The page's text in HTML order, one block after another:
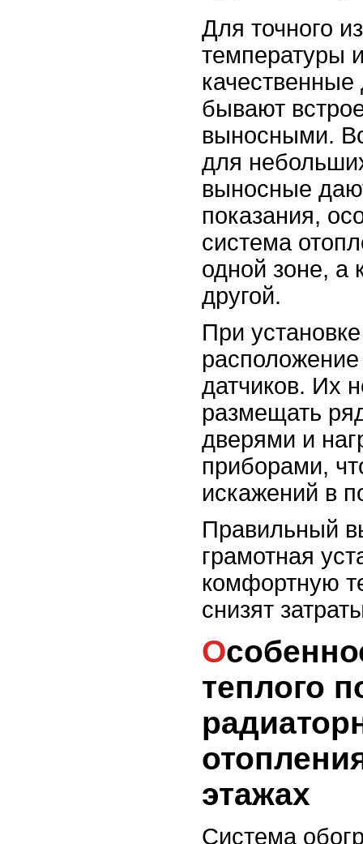
Для точного
температуры
бывают
выносными.
для
выносные
показания,
система
одной зоне, а
другой.
При
датчиков. Их
размещать
дверями и
приборами,
искажений в
Правильный
грамотная
комфортную
снизят
Особенности монтажа
теплого
этажах
Система